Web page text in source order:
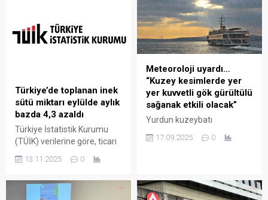
Türkiye’de toplanan inek
sütü miktarı eylülde aylık
bazda 4,3 azaldı
Türkiye İstatistik Kurumu
(TÜİK) verilerine göre, ticari
inek sütü miktarı eylül
yüzde 4,3 oranında azalarak
13.11.2025 0
Meteoroloji uyardı…
“Kuzey kesimlerde yer
yer kuvvetli gök gürültülü
sağanak etkili olacak”
Yurdun kuzeybatı
kesimlerinde yarın gök
gürültülü sağanak
normalleri üzerinde
seyreden sıcaklıklar hafta
17.09.2025 0